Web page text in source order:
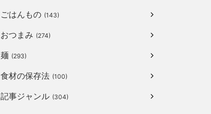
ごはんもの (143)
おつまみ (274)
麺 (293)
食材の保存法 (100)
記事ジャンル (304)